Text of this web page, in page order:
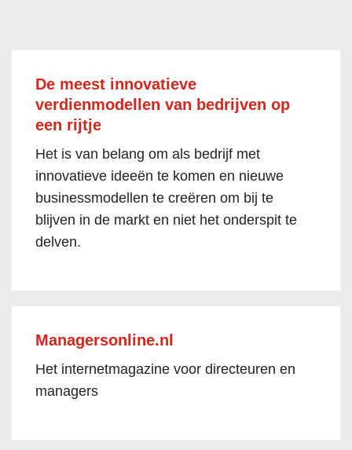
De meest innovatieve
verdienmodellen van bedrijven op
een rijtje
Het is van belang om als bedrijf met
innovatieve ideeën te komen en nieuwe
businessmodellen te creëren om bij te
blijven in de markt en niet het onderspit te
delven.
Managersonline.nl
Het internetmagazine voor directeuren en
managers